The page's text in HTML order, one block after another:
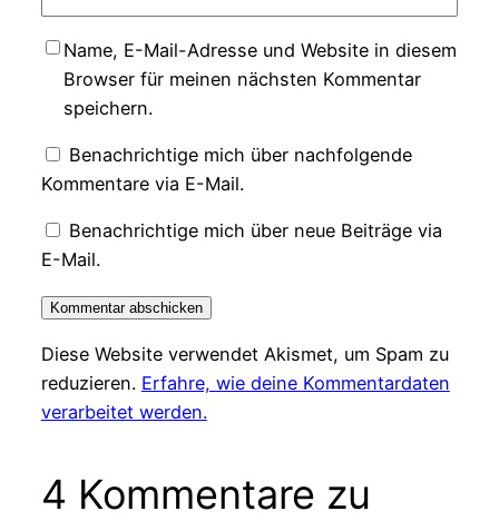
Name, E-Mail-Adresse und Website in diesem
Browser für meinen nächsten Kommentar
speichern.
Benachrichtige mich über nachfolgende
Kommentare via E-Mail.
Benachrichtige mich über neue Beiträge via
E-Mail.
Diese Website verwendet Akismet, um Spam zu
reduzieren. Erfahre, wie deine Kommentardaten
verarbeitet werden.
4 Kommentare zu